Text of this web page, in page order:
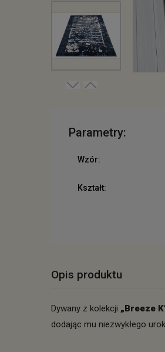
Parametry:
Wzór:
Kształt:
Opis produktu
Dywany z kolekcji „Breeze
dodając mu niezwykłego